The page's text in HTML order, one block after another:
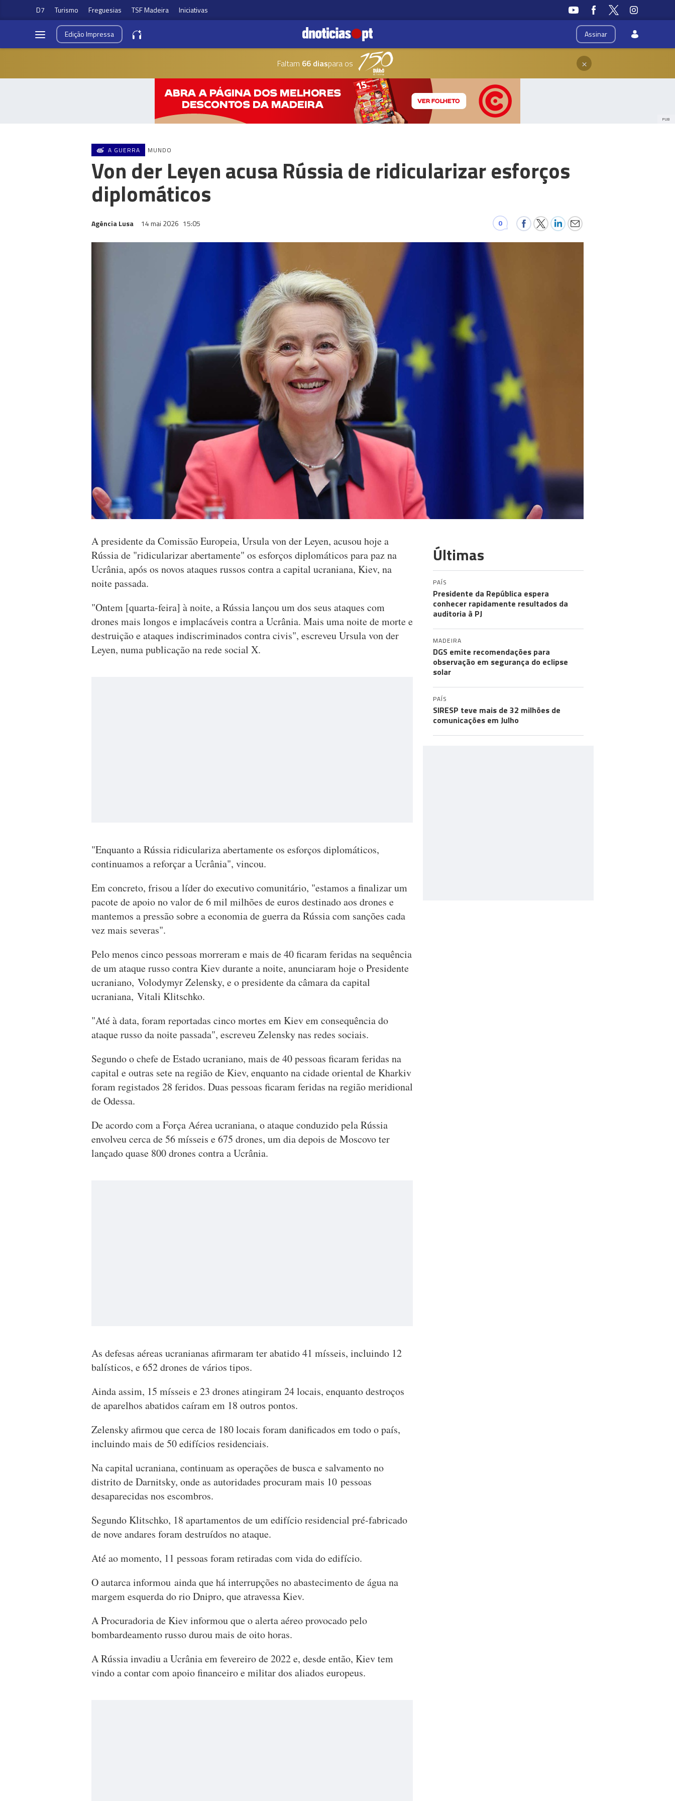
D7 Turismo Freguesias TSF Madeira Iniciativas
Assinar
EdiçãoImpressa
Faltam 66 diaspara os ×
PUB
A GUERRA MUNDO
Von der Leyen acusa Rússia de ridicularizar esforços
diplomáticos
Agência Lusa 14 mai 2026 15:05 0
A presidente da Comissão Europeia, Ursula von der Leyen, acusou hoje a
Rússia de "ridicularizar abertamente" os esforços diplomáticos para paz na
Ucrânia, após os novos ataques russos contra a capital ucraniana, Kiev, na
noite passada.
"Ontem [quarta-feira] à noite, a Rússia lançou um dos seus ataques com
drones mais longos e implacáveis contra a Ucrânia. Mais uma noite de morte e
destruição e ataques indiscriminados contra civis", escreveu Ursula von der
Leyen, numa publicação na rede social X.
"Enquanto a Rússia ridiculariza abertamente os esforços diplomáticos,
continuamos a reforçar a Ucrânia", vincou.
Em concreto, frisou a líder do executivo comunitário, "estamos a finalizar um
pacote de apoio no valor de 6 mil milhões de euros destinado aos drones e
mantemos a pressão sobre a economia de guerra da Rússia com sanções cada
vez mais severas".
Pelo menos cinco pessoas morreram e mais de 40 ficaram feridas na sequência
de um ataque russo contra Kiev durante a noite, anunciaram hoje o Presidente
ucraniano, Volodymyr Zelensky, e o presidente da câmara da capital
ucraniana, Vitali Klitschko.
"Até à data, foram reportadas cinco mortes em Kiev em consequência do
ataque russo da noite passada", escreveu Zelensky nas redes sociais.
Segundo o chefe de Estado ucraniano, mais de 40 pessoas ficaram feridas na
capital e outras sete na região de Kiev, enquanto na cidade oriental de Kharkiv
foram registados 28 feridos. Duas pessoas ficaram feridas na região meridional
de Odessa.
De acordo com a Força Aérea ucraniana, o ataque conduzido pela Rússia
envolveu cerca de 56 mísseis e 675 drones, um dia depois de Moscovo ter
lançado quase 800 drones contra a Ucrânia.
As defesas aéreas ucranianas afirmaram ter abatido 41 mísseis, incluindo 12
balísticos, e 652 drones de vários tipos.
Ainda assim, 15 mísseis e 23 drones atingiram 24 locais, enquanto destroços
de aparelhos abatidos caíram em 18 outros pontos.
Zelensky afirmou que cerca de 180 locais foram danificados em todo o país,
incluindo mais de 50 edifícios residenciais.
Na capital ucraniana, continuam as operações de busca e salvamento no
distrito de Darnitsky, onde as autoridades procuram mais 10 pessoas
desaparecidas nos escombros.
Segundo Klitschko, 18 apartamentos de um edifício residencial pré-fabricado
de nove andares foram destruídos no ataque.
Até ao momento, 11 pessoas foram retiradas com vida do edifício.
O autarca informou ainda que há interrupções no abastecimento de água na
margem esquerda do rio Dnipro, que atravessa Kiev.
A Procuradoria de Kiev informou que o alerta aéreo provocado pelo
bombardeamento russo durou mais de oito horas.
A Rússia invadiu a Ucrânia em fevereiro de 2022 e, desde então, Kiev tem
vindo a contar com apoio financeiro e militar dos aliados europeus.
Últimas
PAÍS
Presidente da República espera
conhecer rapidamente resultados da
auditoria à PJ
MADEIRA
DGS emite recomendações para
observação em segurança do eclipse
solar
PAÍS
SIRESP teve mais de 32 milhões de
comunicações em Julho